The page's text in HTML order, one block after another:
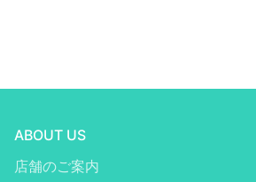
ABOUT US
店舗のご案内